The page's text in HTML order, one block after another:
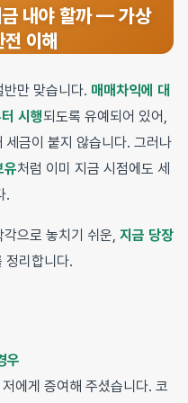
내야 할까 — 가상
이해
만 맞습니다. 매매차익에 대
시행되도록 유예되어 있어,
세금이 붙지 않습니다. 그러나
유처럼 이미 지금 시점에도 세
.
으로 놓치기 쉬운, 지금 당장
정리합니다.
우
에게 증여해 주셨습니다. 코